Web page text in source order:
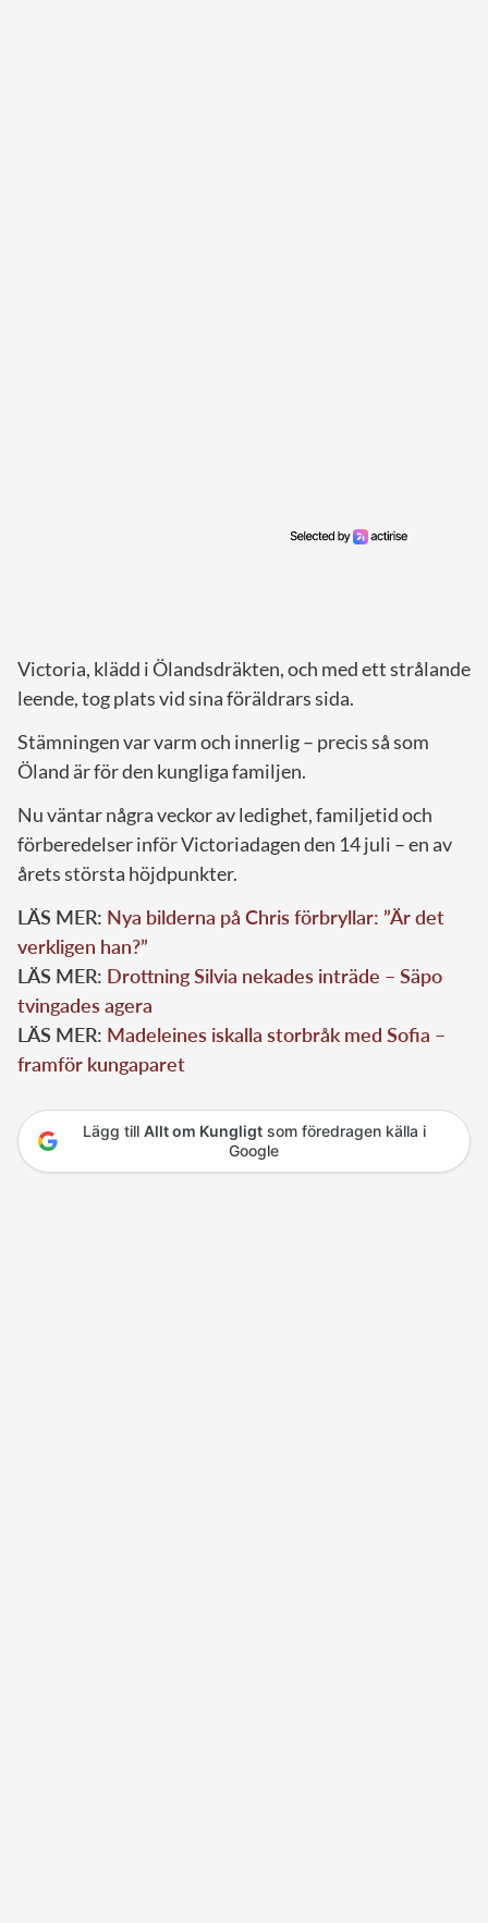
Victoria, klädd i Ölandsdräkten, och med ett strålande
leende, tog plats vid sina föräldrars sida.
Stämningen var varm och innerlig – precis så som
Öland är för den kungliga familjen.
Nu väntar några veckor av ledighet, familjetid och
förberedelser inför Victoriadagen den 14 juli – en av
årets största höjdpunkter.
LÄS MER: Nya bilderna på Chris förbryllar: ”Är det
verkligen han?”
LÄS MER: Drottning Silvia nekades inträde – Säpo
tvingades agera
LÄS MER: Madeleines iskalla storbråk med Sofia –
framför kungaparet
Lägg till Allt om Kungligtsom föredragen källa i
Google